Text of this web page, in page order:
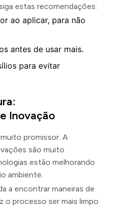
estas recomendações:
ao aplicar, para não
antes de usar mais.
para evitar
Inovação
promissor. A
são muito
estão melhorando
ambiente.
a encontrar maneiras de
o processo ser mais limpo